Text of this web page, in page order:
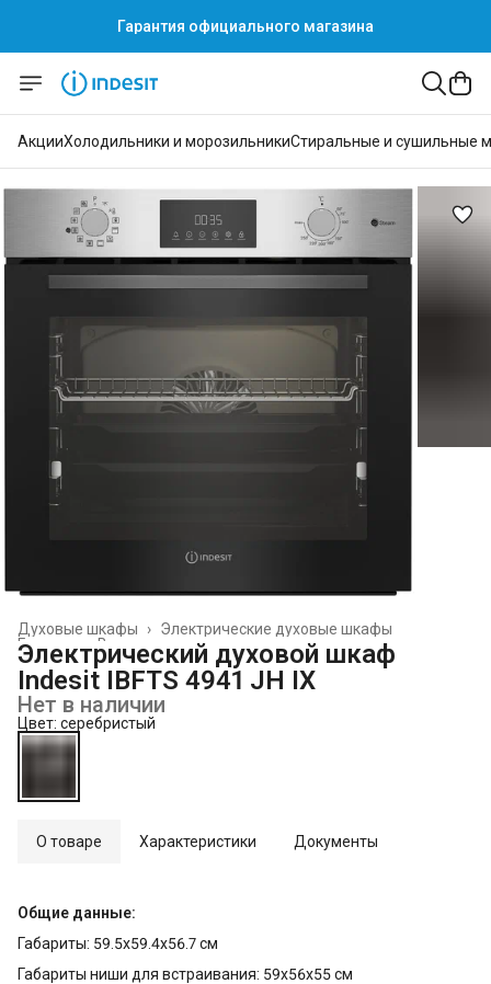
Гарантия официального магазина
АкцииХолодильники и морозильникиСтиральные и сушильные
Электрические духовые шкафы
Духовые шкафы
›
Встраиваемая техника
Главная
Электрический духовой шкаф
Indesit IBFTS 4941 JH IX
Нет в наличии
Цвет: серебристый
О товаре Характеристики Документы
Общие данные:
Габариты: 59.5x59.4x56.7 см
Габариты ниши для встраивания: 59x56x55 см